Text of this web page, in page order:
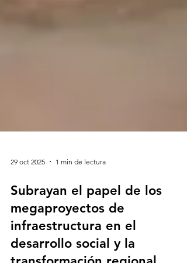
Subrayan el papel de los
megaproyectos de
infraestructura en el